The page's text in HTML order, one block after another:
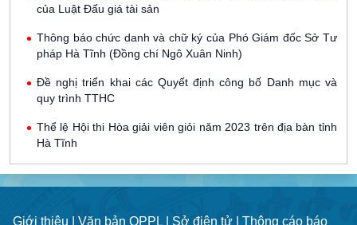
của Luật Đấu giá tài sản
Thông báo chức danh và chữ ký của Phó Giám đốc Sở Tư
pháp Hà Tĩnh (Đồng chí Ngô Xuân Ninh)
Đề nghị triển khai các Quyết định công bố Danh mục và
quy trình TTHC
Thể lệ Hội thi Hòa giải viên giỏi năm 2023 trên địa bàn tỉnh
Hà Tĩnh
Giới thiệu | Văn bản QPPL | Sở điện tử | Thông cáo báo